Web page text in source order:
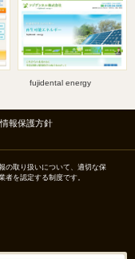
fujidental energy
報保護方針
の取り扱いについて、適切な保
者を認定する制度です。